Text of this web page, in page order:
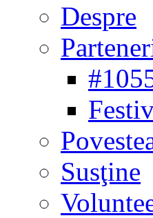
Despre
Susţine